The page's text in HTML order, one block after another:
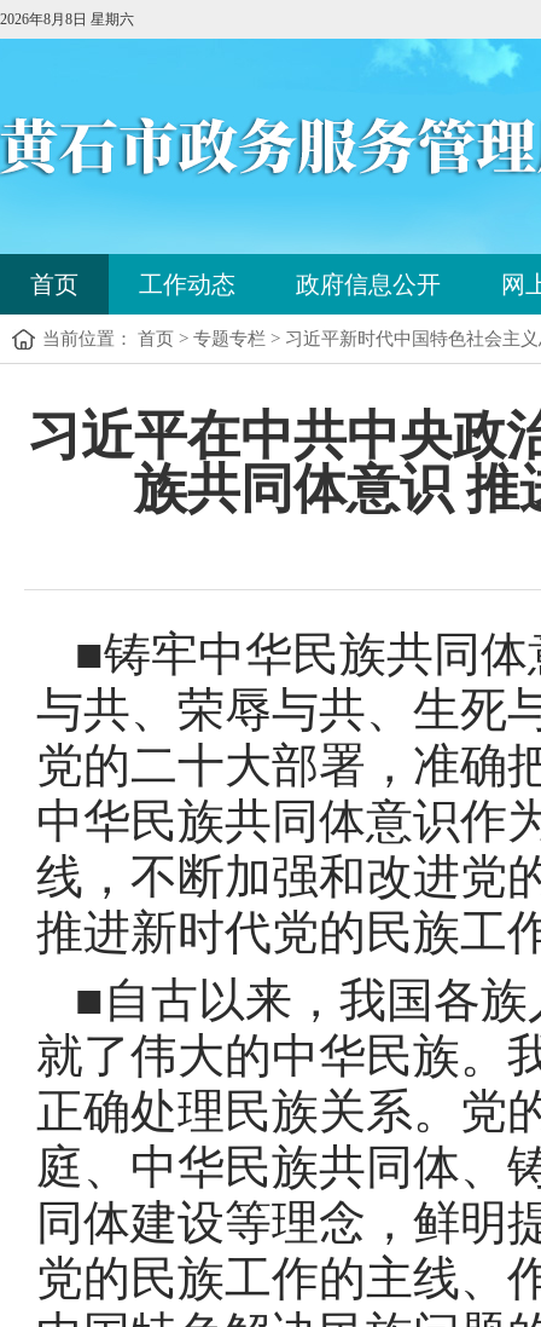
2026年8月8日 星期六
进
入
站
首页 工作动态 政府信息公开 网
当前位置： 首页 > 专题专栏 > 习近平新时代中国特色社会主
窗
习近平在中共中央政
族共同体意识 推
■铸牢中华民族共同
与共、荣辱与共、生死
党的二十大部署，准确
中华民族共同体意识作
线，不断加强和改进党
推进新时代党的民族工
■自古以来，我国各
就了伟大的中华民族。
正确处理民族关系。 党
庭、中华民族共同体、
同体建设等理念，鲜明
党的民族工作的主线、